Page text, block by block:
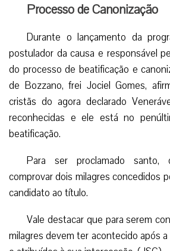
Processo de Canonização
Durante o lançamento da
postulador da causa e responsável
do processo de beatificação e
de Bozzano, frei Jociel Gomes,
cristãs do agora declarado
reconhecidas e ele está no
beatificação.
Para ser proclamado santo,
comprovar dois milagres concedidos
candidato ao título.
Vale destacar que para serem
milagres devem ter acontecido após